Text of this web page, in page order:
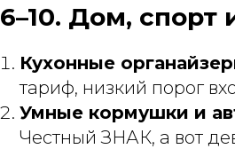
6–10. Дом, спорт
Кухонные
тариф, низкий порог
Умные кормушки и
Честный ЗНАК, а вот